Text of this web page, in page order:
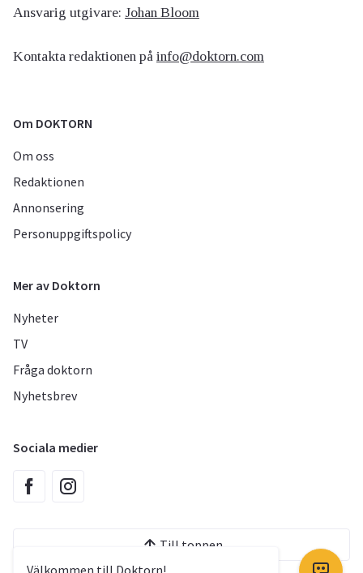
Välkommen till Doktorn!
Ansvarig utgivare: Johan Bloom
Kontakta redaktionen på info@doktorn.com
Om DOKTORN
Om oss
Redaktionen
Annonsering
Personuppgiftspolicy
Mer av Doktorn
Nyheter
TV
Fråga doktorn
Nyhetsbrev
Sociala medier
Till toppen